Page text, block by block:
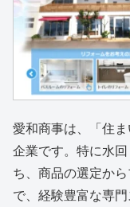
愛和商事は、「住
企業です。特に水
ち、商品の選定か
で、経験豊富な専